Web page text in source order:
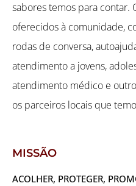
sabores temos para contar.
oferecidos à comunidade,
rodas de conversa,
atendimento a jovens,
atendimento médico e
os parceiros locais que
MISSÃO
ACOLHER, PROTEGER,